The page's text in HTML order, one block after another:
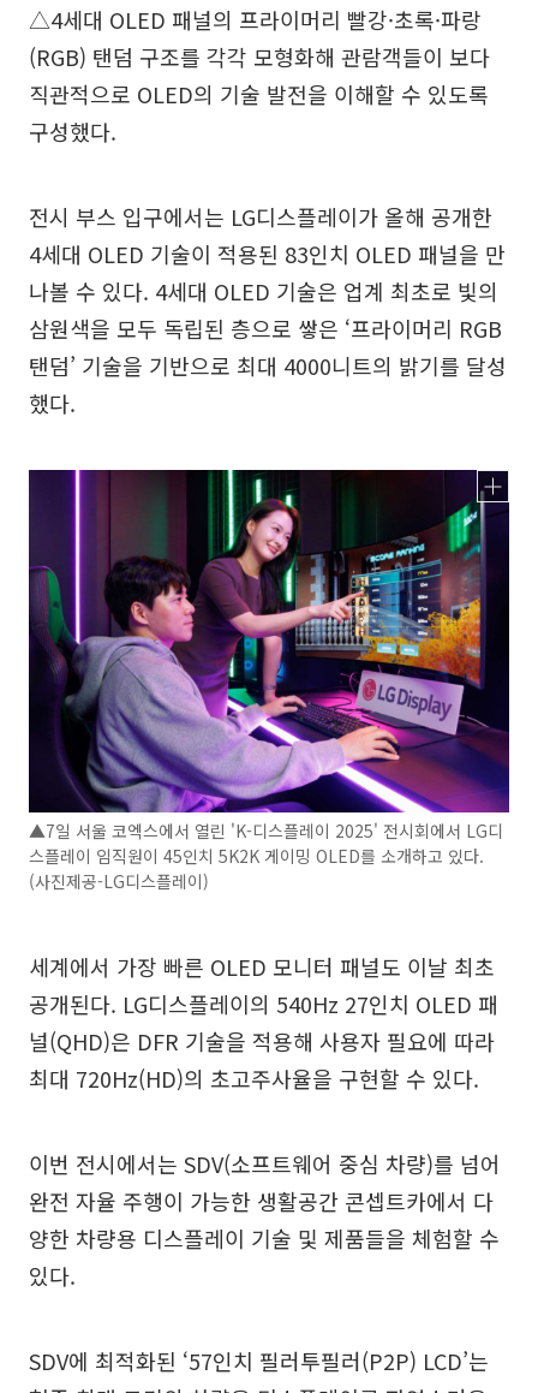
△4세대 OLED 패널의 프라이머리 빨강·초록·파랑
(RGB) 탠덤 구조를 각각 모형화해 관람객들이 보다
직관적으로 OLED의 기술 발전을 이해할 수 있도록
구성했다.
전시 부스 입구에서는 LG디스플레이가 올해 공개한
4세대 OLED 기술이 적용된 83인치 OLED 패널을 만
나볼 수 있다. 4세대 OLED 기술은 업계 최초로 빛의
삼원색을 모두 독립된 층으로 쌓은 ‘프라이머리 RGB
탠덤’ 기술을 기반으로 최대 4000니트의 밝기를 달성
했다.
▲7일 서울 코엑스에서 열린 'K-디스플레이 2025' 전시회에서 LG디
스플레이 임직원이 45인치 5K2K 게이밍 OLED를 소개하고 있다.
(사진제공-LG디스플레이)
세계에서 가장 빠른 OLED 모니터 패널도 이날 최초
공개된다. LG디스플레이의 540Hz 27인치 OLED 패
널(QHD)은 DFR 기술을 적용해 사용자 필요에 따라
최대 720Hz(HD)의 초고주사율을 구현할 수 있다.
이번 전시에서는 SDV(소프트웨어 중심 차량)를 넘어
완전 자율 주행이 가능한 생활공간 콘셉트카에서 다
양한 차량용 디스플레이 기술 및 제품들을 체험할 수
있다.
SDV에 최적화된 ‘57인치 필러투필러(P2P) LCD’는